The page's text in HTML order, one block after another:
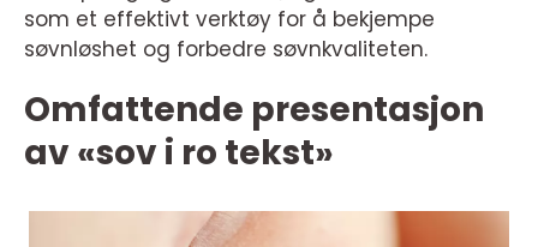
som et effektivt verktøy for å bekjempe
søvnløshet og forbedre søvnkvaliteten.
Omfattende presentasjon
av «sov i ro tekst»